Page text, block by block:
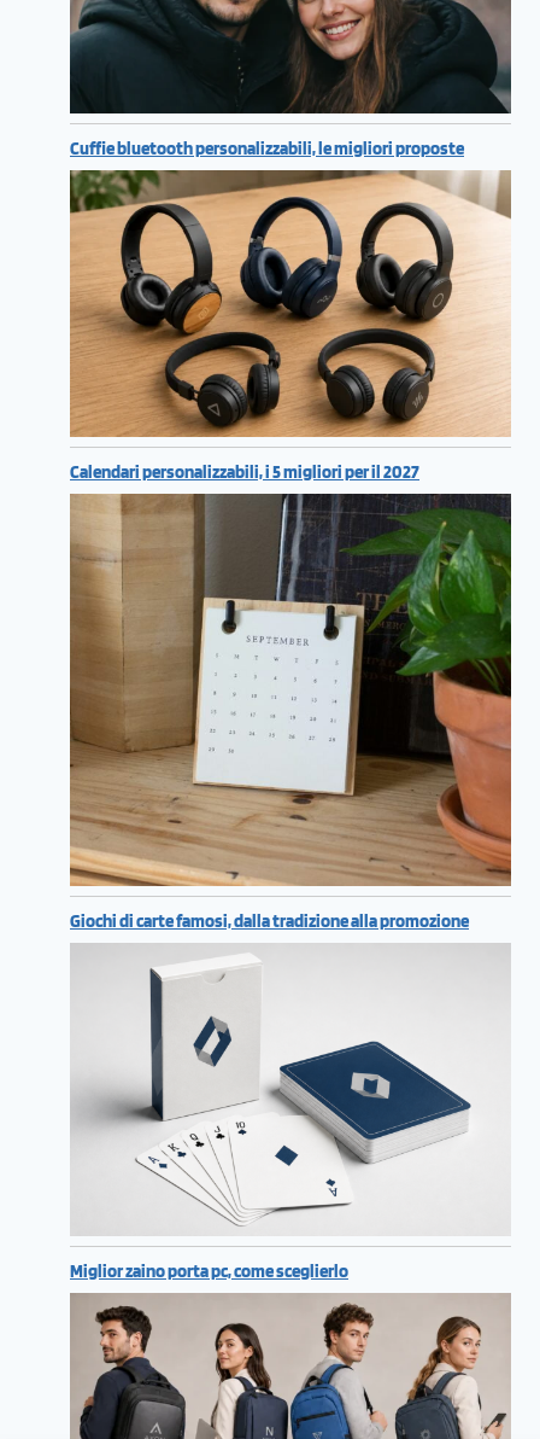
Cuffie bluetooth personalizzabili, le migliori proposte
Calendari personalizzabili, i 5 migliori per il 2027
Giochi di carte famosi, dalla tradizione alla promozione
Miglior zaino porta pc, come sceglierlo